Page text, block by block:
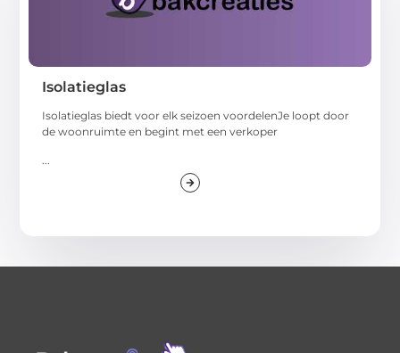
Isolatieglas
Isolatieglas biedt voor elk seizoen voordelenJe loopt door
de woonruimte en begint met een verkoper
...